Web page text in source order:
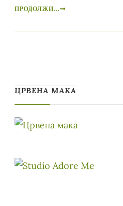
ПРОДОЛЖИ...
ЦРВЕНА МАКА